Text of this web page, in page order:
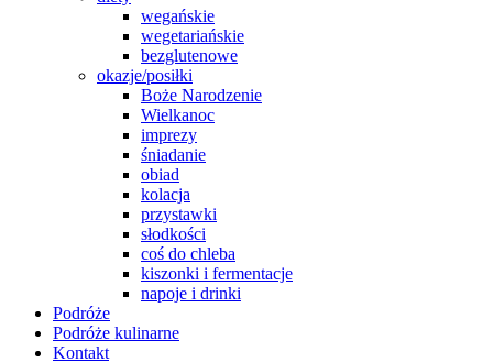
wegańskie
wegetariańskie
bezglutenowe
okazje/posiłki
Boże Narodzenie
Wielkanoc
imprezy
śniadanie
obiad
kolacja
przystawki
słodkości
coś do chleba
kiszonki i fermentacje
napoje i drinki
Podróże
Podróże kulinarne
Kontakt